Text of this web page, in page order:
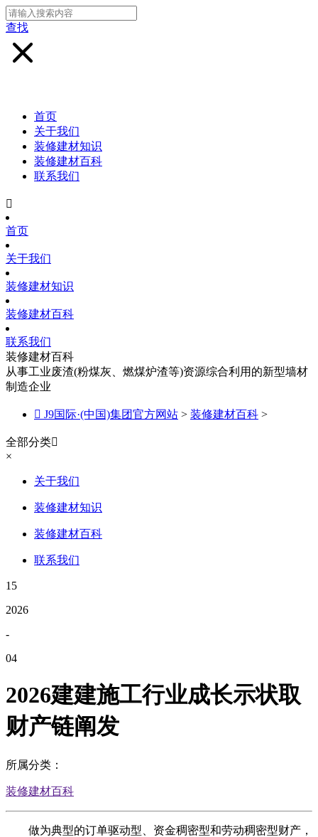
查找
首页
关于我们
装修建材知识
装修建材百科
联系我们

首页
关于我们
装修建材知识
装修建材百科
联系我们
装修建材百科
从事工业废渣(粉煤灰、燃煤炉渣等)资源综合利用的新型墙材
制造企业
 J9国际·(中国)集团官方网站 > 装修建材百科 >
全部分类
×
关于我们
装修建材知识
装修建材百科
联系我们
15
2026
-
04
2026建建施工行业成长示状取
财产链阐发
所属分类：
装修建材百科
做为典型的订单驱动型、资金稠密型和劳动稠密型财产，